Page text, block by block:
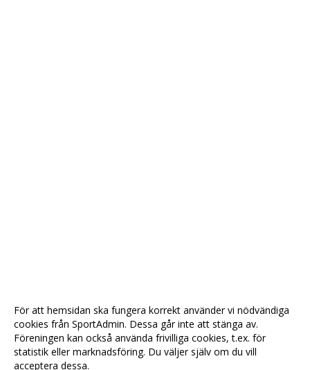
För att hemsidan ska fungera korrekt använder vi nödvändiga
cookies från SportAdmin. Dessa går inte att stänga av.
Föreningen kan också använda frivilliga cookies, t.ex. för
statistik eller marknadsföring. Du väljer själv om du vill
acceptera dessa.